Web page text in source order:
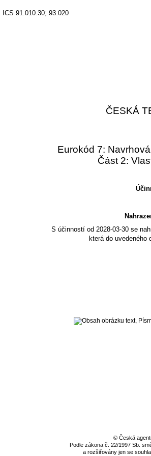
ICS 91.010.30; 93.020
ČESKÁ
Eurokód 7:
Část 2:
S účinností od 2028-03-30 se
která do uvedeného
© Česká
Podle zákona č. 22/1997 Sb.
a rozšiřovány jen se